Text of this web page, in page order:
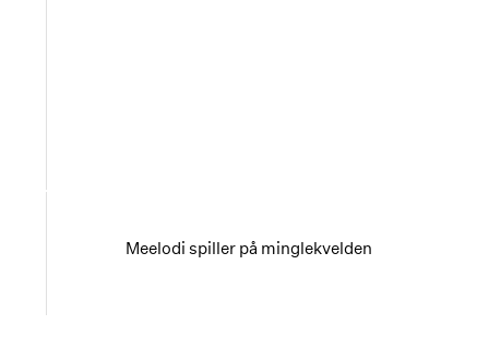
Meelodi spiller på minglekvelden